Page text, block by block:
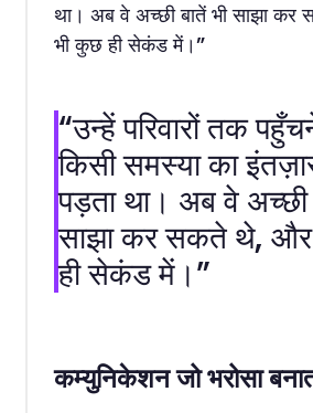
था। अब वे अच्छी बातें भी साझा
भी कुछ ही सेकंड में।”
“उन्हें परिवारों तक
किसी समस्या का
पड़ता था। अब वे अच्छी
साझा कर सकते थे,
ही सेकंड में।”
कम्युनिकेशन जो भरोसा